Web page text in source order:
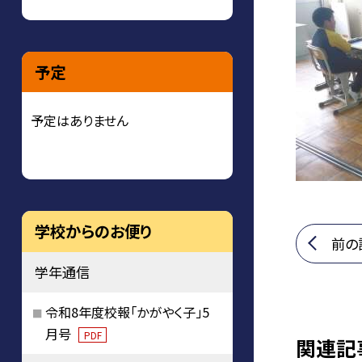
前
関連
予定
予定はありません
学校からのお便り
学年通信
令和8年度校報「かがやく子」5
月号
PDF